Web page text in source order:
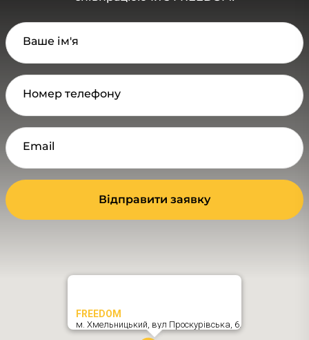
Ваше ім'я
Номер телефону
Email
Відправити заявку
FREEDOM
м. Хмельницький, вул Проскурівська, 6,